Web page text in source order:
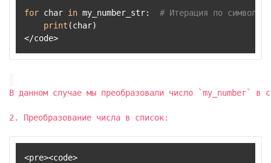
for char in my_number_str: # Итерация по символам
print (char)
</code>
В данном случае мы преобразовали число `my_number`
2. Преобразование числа в список:
<pre><code>